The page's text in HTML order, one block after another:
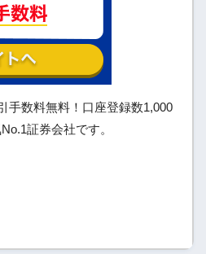
手数料無料！口座登録数1,000
証券会社です。